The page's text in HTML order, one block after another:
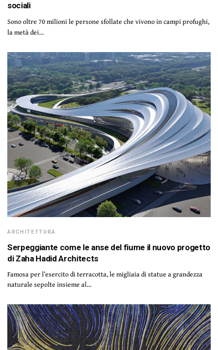
sociali
Sono oltre 70 milioni le persone sfollate che vivono in campi profughi,
la metà dei…
ARCHITETTURA
Serpeggiante come le anse del fiume il nuovo progetto
di Zaha Hadid Architects
Famosa per l’esercito di terracotta, le migliaia di statue a grandezza
naturale sepolte insieme al…